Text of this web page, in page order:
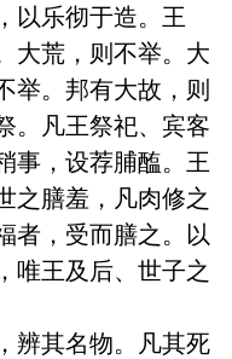
以乐彻于造。王
大荒，则不举。大
举。邦有大故，则
。凡王祭祀、宾客
事，设荐脯醢。王
之膳羞，凡肉修之
者，受而膳之。以
唯王及后、世子之
辨其名物。凡其死